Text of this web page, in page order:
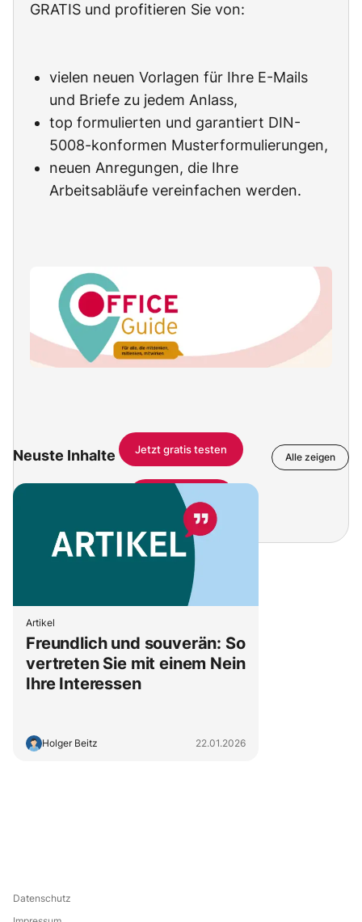
GRATIS und profitieren Sie von:
vielen neuen Vorlagen für Ihre E-Mails
und Briefe zu jedem Anlass,
top formulierten und garantiert DIN-
5008-konformen Musterformulierungen,
neuen Anregungen, die Ihre
Arbeitsabläufe vereinfachen werden.
Jetzt gratis testen
Hier einloggen
Neuste Inhalte Alle zeigen
Artikel
Freundlich und souverän: So
vertreten Sie mit einem Nein
Ihre Interessen
Holger Beitz 22.01.2026
Datenschutz